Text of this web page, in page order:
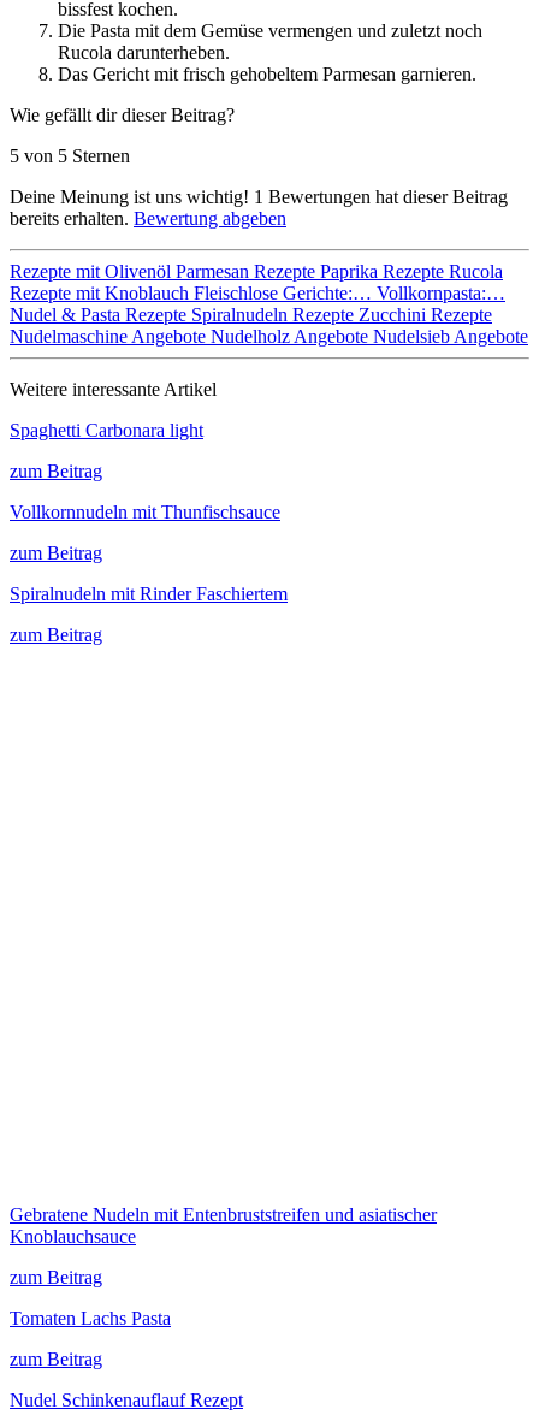
bissfest kochen.
Die Pasta mit dem Gemüse vermengen und zuletzt noch
Rucola darunterheben.
Das Gericht mit frisch gehobeltem Parmesan garnieren.
Wie gefällt dir dieser Beitrag?
5 von 5 Sternen
Deine Meinung ist uns wichtig! 1 Bewertungen hat dieser Beitrag
bereits erhalten. Bewertung abgeben
Rezepte mit Olivenöl Parmesan Rezepte Paprika Rezepte Rucola
Rezepte mit Knoblauch Fleischlose Gerichte:… Vollkornpasta:…
Nudel & Pasta Rezepte Spiralnudeln Rezepte Zucchini Rezepte
Nudelmaschine Angebote Nudelholz Angebote Nudelsieb Angebote
Weitere interessante Artikel
Spaghetti Carbonara light
zum Beitrag
Vollkornnudeln mit Thunfischsauce
zum Beitrag
Spiralnudeln mit Rinder Faschiertem
zum Beitrag
Gebratene Nudeln mit Entenbruststreifen und asiatischer
Knoblauchsauce
zum Beitrag
Tomaten Lachs Pasta
zum Beitrag
Nudel Schinkenauflauf Rezept